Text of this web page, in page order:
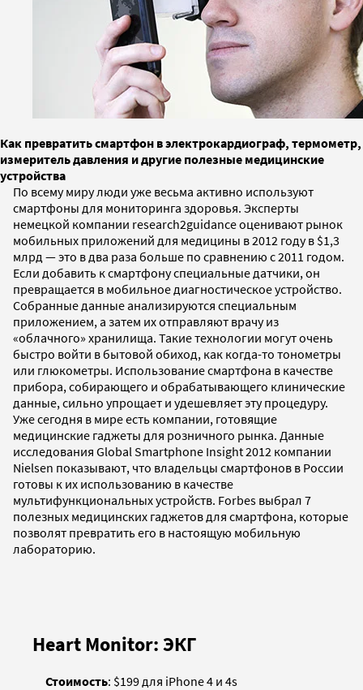
Как превратить смартфон в электрокардиограф, термометр,
измеритель давления и другие полезные медицинские
устройства
По всему миру люди уже весьма активно используют
смартфоны для мониторинга здоровья. Эксперты
немецкой компании research2guidance оценивают рынок
мобильных приложений для медицины в 2012 году в $1,3
млрд — это в два раза больше по сравнению с 2011 годом.
Если добавить к смартфону специальные датчики, он
превращается в мобильное диагностическое устройство.
Собранные данные анализируются специальным
приложением, а затем их отправляют врачу из
«облачного» хранилища. Такие технологии могут очень
быстро войти в бытовой обиход, как когда-то тонометры
или глюкометры. Использование смартфона в качестве
прибора, собирающего и обрабатывающего клинические
данные, сильно упрощает и удешевляет эту процедуру.
Уже сегодня в мире есть компании, готовящие
медицинские гаджеты для розничного рынка. Данные
исследования Global Smartphone Insight 2012 компании
Nielsen показывают, что владельцы смартфонов в России
готовы к их использованию в качестве
мультифункциональных устройств. Forbes выбрал 7
полезных медицинских гаджетов для смартфона, которые
позволят превратить его в настоящую мобильную
лабораторию.
Heart Monitor: ЭКГ
Стоимость: $199 для iPhone 4 и 4s